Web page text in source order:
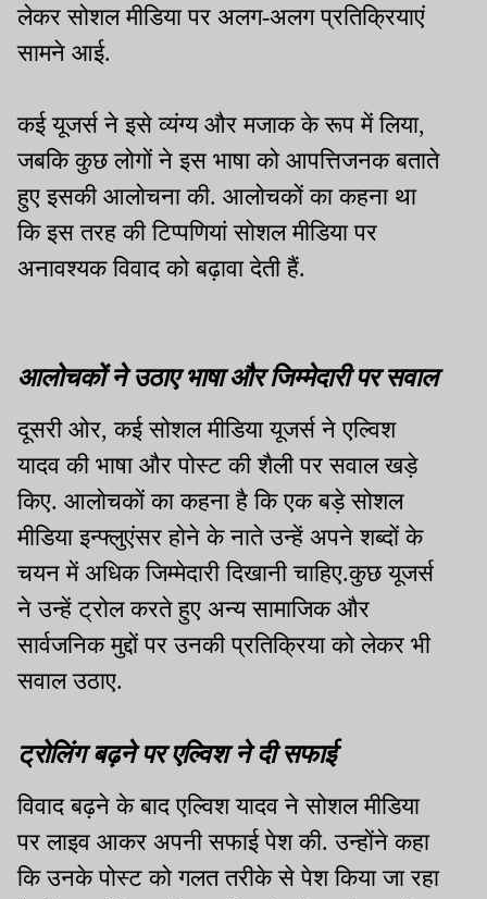
लेकर सोशल मीडिया पर अलग-अलग प्रतिक्रियाएं
सामने आई.
कई यूजर्स ने इसे व्यंग्य और मजाक के रूप में लिया,
जबकि कुछ लोगों ने इस भाषा को आपत्तिजनक बताते
हुए इसकी आलोचना की. आलोचकों का कहना था
कि इस तरह की टिप्पणियां सोशल मीडिया पर
अनावश्यक विवाद को बढ़ावा देती हैं.
आलोचकों ने उठाए भाषा और जिम्मेदारी पर सवाल
दूसरी ओर, कई सोशल मीडिया यूजर्स ने एल्विश
यादव की भाषा और पोस्ट की शैली पर सवाल खड़े
किए. आलोचकों का कहना है कि एक बड़े सोशल
मीडिया इन्फ्लुएंसर होने के नाते उन्हें अपने शब्दों के
चयन में अधिक जिम्मेदारी दिखानी चाहिए.कुछ यूजर्स
ने उन्हें ट्रोल करते हुए अन्य सामाजिक और
सार्वजनिक मुद्दों पर उनकी प्रतिक्रिया को लेकर भी
सवाल उठाए.
ट्रोलिंग बढ़ने पर एल्विश ने दी सफाई
विवाद बढ़ने के बाद एल्विश यादव ने सोशल मीडिया
पर लाइव आकर अपनी सफाई पेश की. उन्होंने कहा
कि उनके पोस्ट को गलत तरीके से पेश किया जा रहा